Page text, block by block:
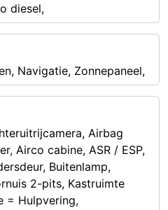
diesel,
Navigatie, Zonnepaneel,
Airbag
Airco cabine, ASR / ESP,
Buitenlamp,
2-pits, Kastruimte
= Hulpvering,